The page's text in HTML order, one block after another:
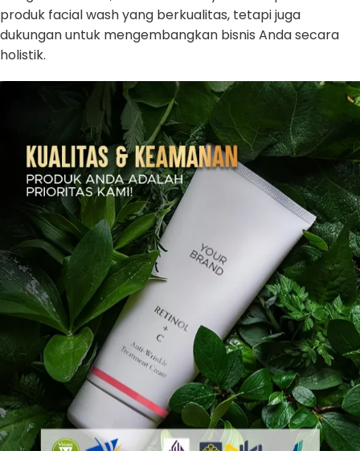
produk facial wash yang berkualitas, tetapi juga
dukungan untuk mengembangkan bisnis Anda secara
holistik.